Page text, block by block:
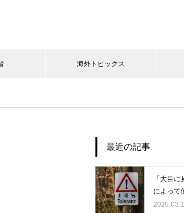
海外トピックス
wp-content/themes/muum_tcd085/
最近の記事
「大目
によって